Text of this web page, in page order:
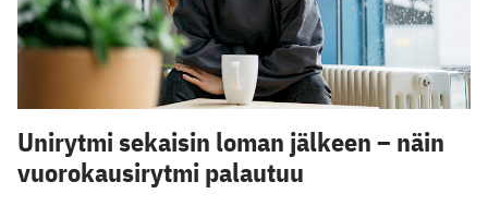
Unirytmi sekaisin loman jälkeen – näin
vuorokausirytmi palautuu